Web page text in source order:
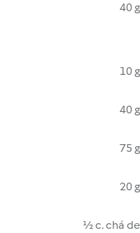
40 g
10 g
40 g
75 g
20 g
½ c. chá de